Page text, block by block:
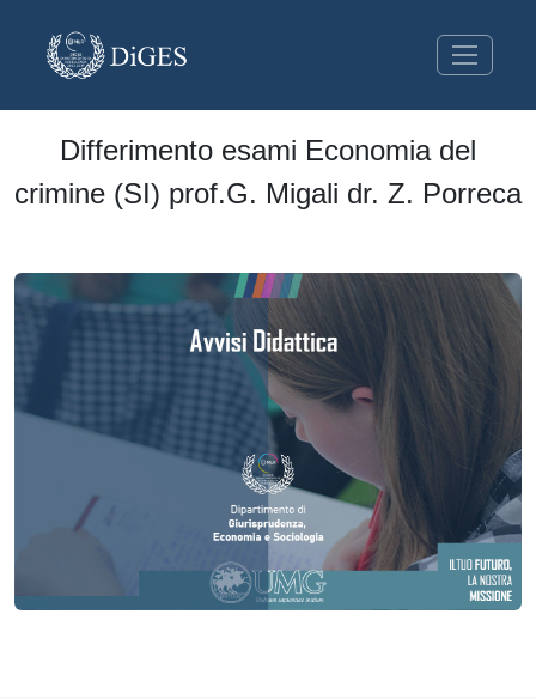
Differimento esami Economia del
crimine (SI) prof.G. Migali dr. Z. Porreca